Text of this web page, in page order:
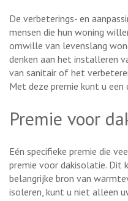
De verbeterings- en
mensen die hun woning
omwille van levenslang
denken aan het installeren
van sanitair of het
Met deze premie kunt u
Premie voor
Eén specifieke premie die
premie voor dakisolatie. Dit
belangrijke bron van
isoleren, kunt u niet alleen